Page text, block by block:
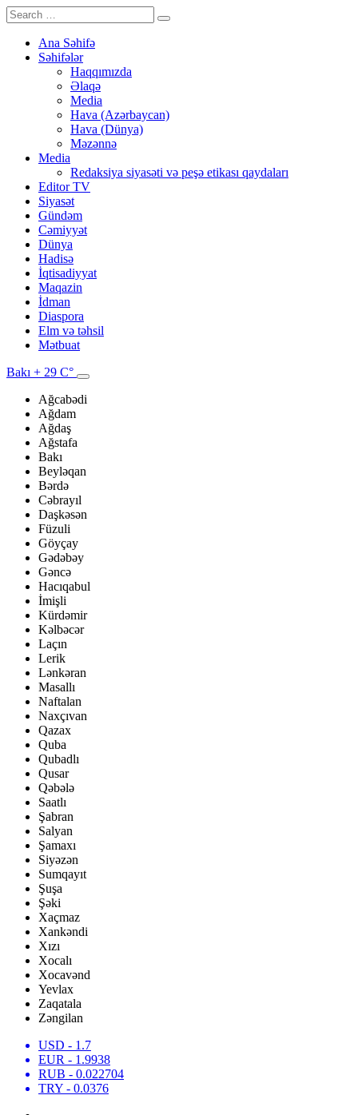
Ana Səhifə
Səhifələr
Haqqımızda
Əlaqə
Media
Hava (Azərbaycan)
Hava (Dünya)
Məzənnə
Media
Redaksiya siyasəti və peşə etikası qaydaları
Editor TV
Siyasət
Gündəm
Cəmiyyət
Dünya
Hadisə
İqtisadiyyat
Maqazin
İdman
Diaspora
Elm və təhsil
Mətbuat
Bakı + 29 C°
Ağcabədi
Ağdam
Ağdaş
Ağstafa
Bakı
Beyləqan
Bərdə
Cəbrayıl
Daşkəsən
Füzuli
Göyçay
Gədəbəy
Gəncə
Hacıqabul
İmişli
Kürdəmir
Kəlbəcər
Laçın
Lerik
Lənkəran
Masallı
Naftalan
Naxçıvan
Qazax
Quba
Qubadlı
Qusar
Qəbələ
Saatlı
Şabran
Salyan
Şamaxı
Siyəzən
Sumqayıt
Şuşa
Şəki
Xaçmaz
Xankəndi
Xızı
Xocalı
Xocavənd
Yevlax
Zaqatala
Zəngilan
USD - 1.7
EUR - 1.9938
RUB - 0.022704
TRY - 0.0376